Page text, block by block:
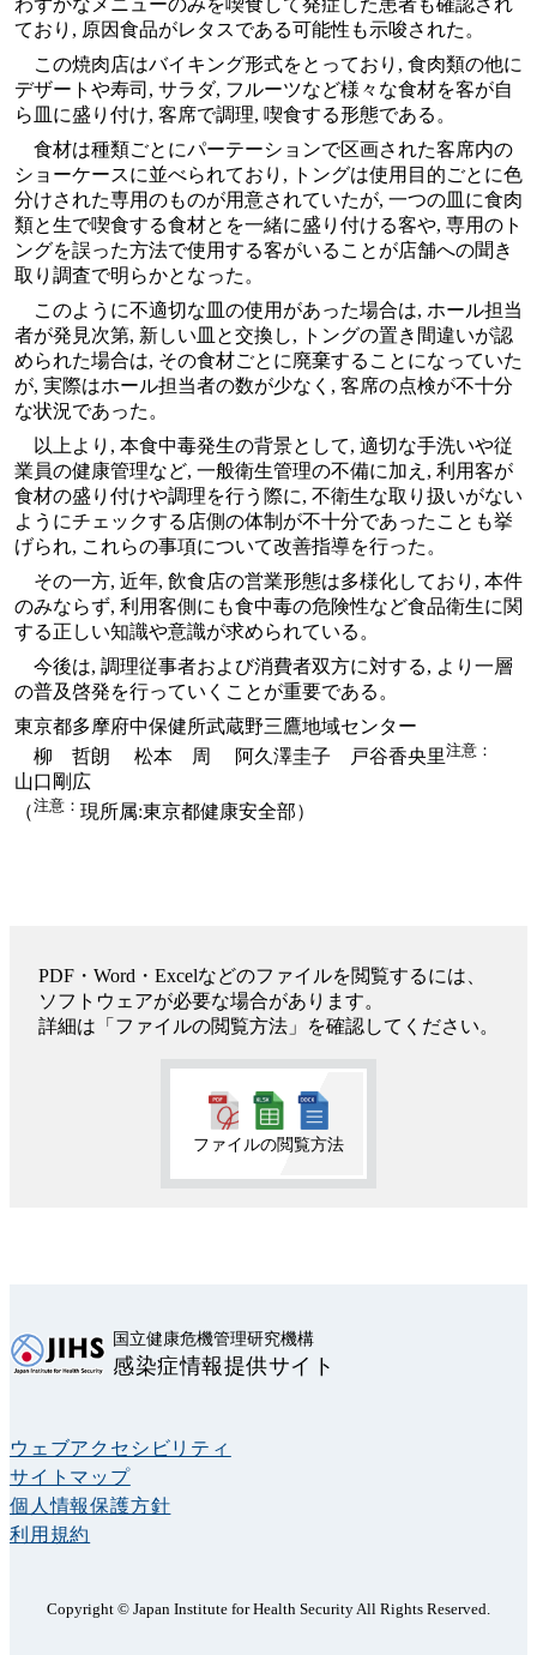
ており, 原因食品がレタスである可能性も示唆された。
この焼肉店はバイキング形式をとっており, 食肉類の他に
デザートや寿司, サラダ, フルーツなど様々な食材を客が自
ら皿に盛り付け, 客席で調理, 喫食する形態である。
食材は種類ごとにパーテーションで区画された客席内の
ショーケースに並べられており, トングは使用目的ごとに色
分けされた専用のものが用意されていたが, 一つの皿に食肉
類と生で喫食する食材とを一緒に盛り付ける客や, 専用のト
ングを誤った方法で使用する客がいることが店舗への聞き
取り調査で明らかとなった。
このように不適切な皿の使用があった場合は, ホール担当
者が発見次第, 新しい皿と交換し, トングの置き間違いが認
められた場合は, その食材ごとに廃棄することになっていた
が, 実際はホール担当者の数が少なく, 客席の点検が不十分
な状況であった。
以上より, 本食中毒発生の背景として, 適切な手洗いや従
業員の健康管理など, 一般衛生管理の不備に加え, 利用客が
食材の盛り付けや調理を行う際に, 不衛生な取り扱いがない
ようにチェックする店側の体制が不十分であったことも挙
げられ, これらの事項について改善指導を行った。
その一方, 近年, 飲食店の営業形態は多様化しており, 本件
のみならず, 利用客側にも食中毒の危険性など食品衛生に関
する正しい知識や意識が求められている。
今後は, 調理従事者および消費者双方に対する, より一層
の普及啓発を行っていくことが重要である。
東京都多摩府中保健所武蔵野三鷹地域センター
柳 哲朗 松本 周 阿久澤圭子 戸谷香央里注意：
山口剛広
（注意： 現所属:東京都健康安全部）
PDF・Word・Excelなどのファイルを閲覧するには、
ソフトウェアが必要な場合があります。
詳細は「ファイルの閲覧方法」を確認してください。
ファイルの閲覧方法
国立健康危機管理研究機構
感染症情報提供サイト
ウェブアクセシビリティ
サイトマップ
個人情報保護方針
利用規約
Copyright © Japan Institute for Health Security All Rights Reserved.